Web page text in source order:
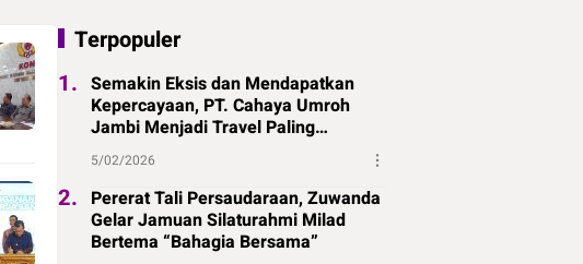
Terpopuler
1. Semakin Eksis dan Mendapatkan
Kepercayaan, PT. Cahaya Umroh
Jambi Menjadi Travel Paling
Direkomendasikan di Jambi
5/02/2026
2. Pererat Tali Persaudaraan, Zuwanda
Gelar Jamuan Silaturahmi Milad
Bertema “Bahagia Bersama”